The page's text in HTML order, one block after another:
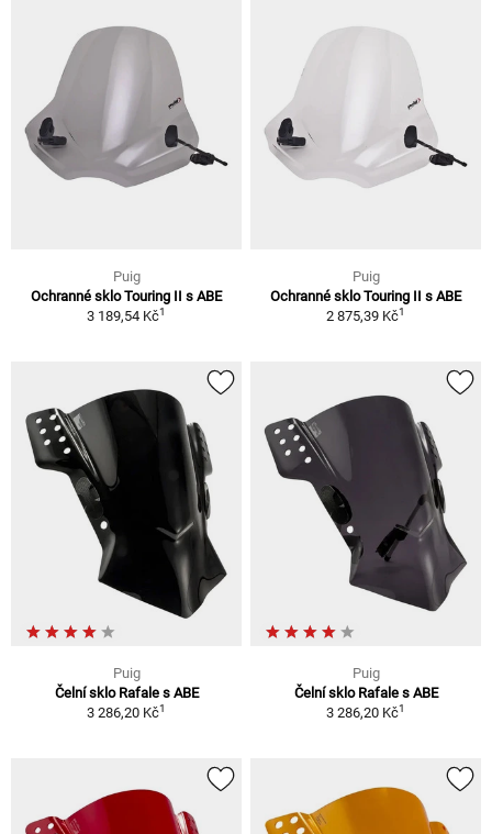
Puig
Ochranné sklo Touring II s ABE
3 189,54 Kč1
Puig
Ochranné sklo Touring II s ABE
2 875,39 Kč1
Puig
Čelní sklo Rafale s ABE
3 286,20 Kč1
Puig
Čelní sklo Rafale s ABE
3 286,20 Kč1